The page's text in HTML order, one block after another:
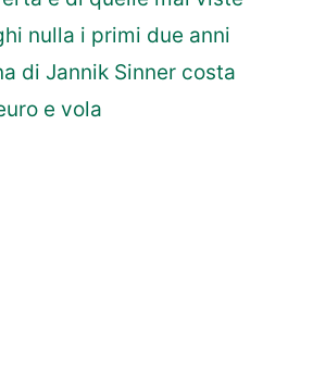
nulla i primi due anni
di Jannik Sinner costa
e vola